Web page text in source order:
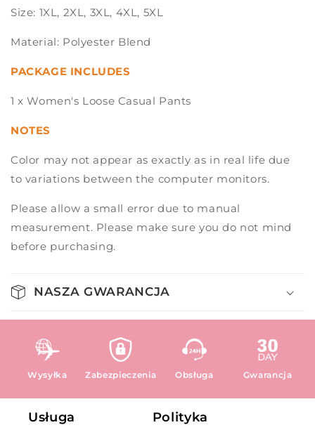
Size: 1XL, 2XL, 3XL, 4XL, 5XL
Material: Polyester Blend
PACKAGE INCLUDES
1 x Women's Loose Casual Pants
NOTES
Color may not appear as exactly as in real life due
to variations between the computer monitors.
Please allow a small error due to manual
measurement. Please make sure you do not mind
before purchasing.
NASZA GWARANCJA
Wysyłka Zabezpieczenia Obsługa Gwarancja
Usługa Polityka